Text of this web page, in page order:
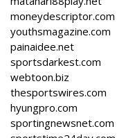
moneydescriptor.com
youthsmagazine.com
painaidee.net
sportsdarkest.com
webtoon.biz
thesportswires.com
hyungpro.com
sportingnewsnet.com